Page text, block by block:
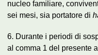
nucleo familiare,
sei mesi, sia portatore di
6. Durante i periodi di
al comma 1 del presente